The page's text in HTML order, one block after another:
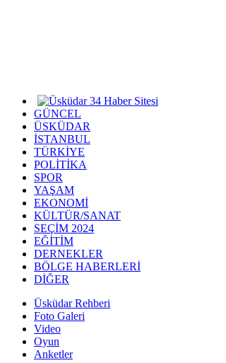
GÜNCEL
ÜSKÜDAR
İSTANBUL
TÜRKİYE
POLİTİKA
SPOR
YAŞAM
EKONOMİ
KÜLTÜR/SANAT
SEÇİM 2024
EĞİTİM
DERNEKLER
BÖLGE HABERLERİ
DİĞER
Üsküdar Rehberi
Foto Galeri
Video
Oyun
Anketler